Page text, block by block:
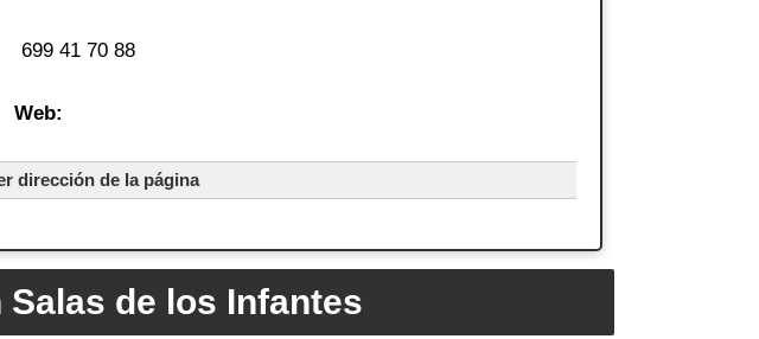
699 41 70 88
Web:
dirección de la página
de los Infantes